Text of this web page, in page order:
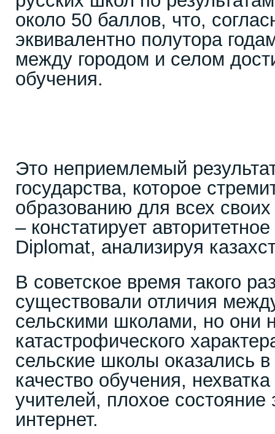
около 50 баллов, что,
эквивалентно полутора
между городом и селом
обучения.
Это неприемлемый
государства, которое
образованию для всех
– констатирует
Diplomat, анализируя
В советское время такого
существовали отличия
сельскими школами, но они
катастрофического
сельские школы оказались
качество обучения,
учителей, плохое
интернет.